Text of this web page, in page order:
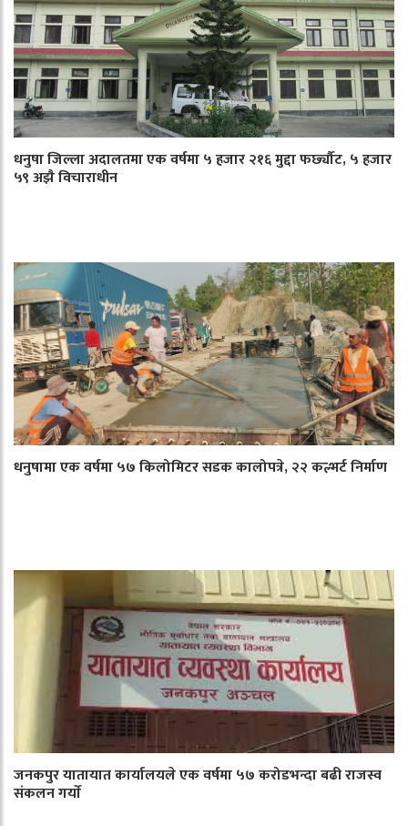
धनुषा जिल्ला अदालतमा एक वर्षमा ५ हजार २१६ मुद्दा फर्छ्यौट, ५ हजार
५९ अझै विचाराधीन
धनुषामा एक वर्षमा ५७ किलोमिटर सडक कालोपत्रे, २२ कल्भर्ट निर्माण
जनकपुर यातायात कार्यालयले एक वर्षमा ५७ करोडभन्दा बढी राजस्व
संकलन गर्याे